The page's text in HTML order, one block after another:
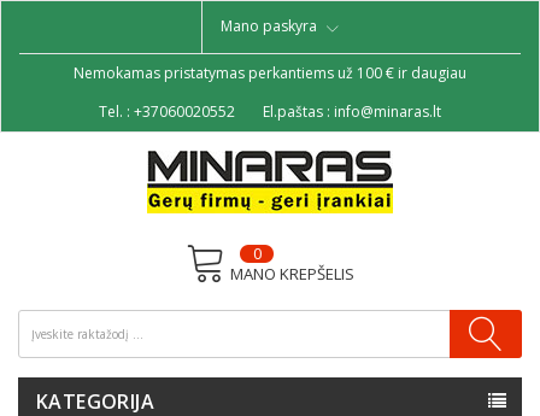
Mano paskyra
Nemokamas pristatymas perkantiems už 100 € ir daugiau
Tel. : +37060020552 El.paštas : info@minaras.lt
MANO KREPŠELIS
0
KATEGORIJA